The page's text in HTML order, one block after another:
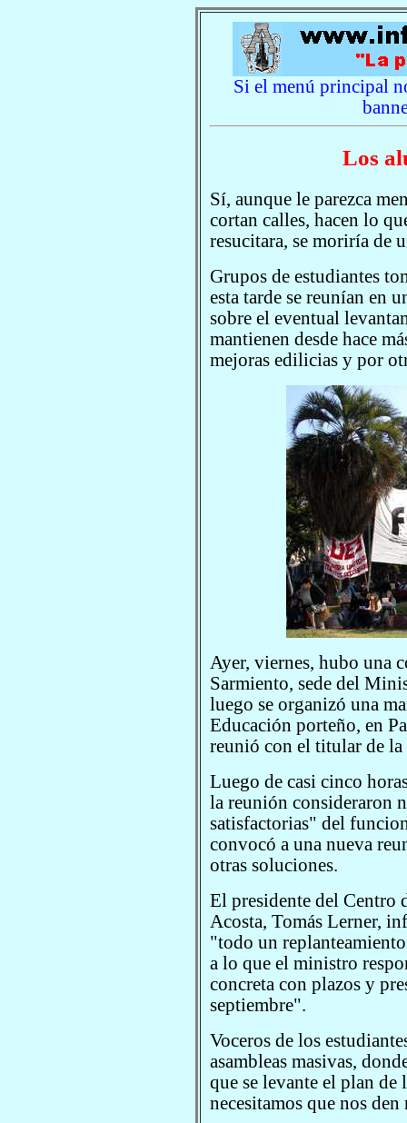
Si el menú principal
Los
Sí, aunque le parezca
cortan calles, hacen lo
resucitara, se moriría de
Grupos de estudiantes
esta tarde se reunían en
sobre el eventual
mantienen desde hace
mejoras edilicias y por
Ayer, viernes, hubo una
Sarmiento, sede del
luego se organizó una
Educación porteño, en
reunió con el titular de
Luego de casi cinco
la reunión consideraron
satisfactorias" del
convocó a una nueva
otras soluciones.
El presidente del Centro
Acosta, Tomás Lerner,
"todo un
a lo que el ministro
concreta con plazos y
septiembre".
Voceros de los
asambleas masivas,
que se levante el plan de
necesitamos que nos